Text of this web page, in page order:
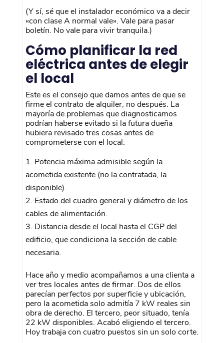
(Y sí, sé que el instalador económico va a decir
«con clase A normal vale». Vale para pasar
boletín. No vale para vivir tranquila.)
Cómo planificar la red
eléctrica antes de elegir
el local
Este es el consejo que damos antes de que se
firme el contrato de alquiler, no después. La
mayoría de problemas que diagnosticamos
podrían haberse evitado si la futura dueña
hubiera revisado tres cosas antes de
comprometerse con el local:
Potencia máxima admisible según la
acometida existente (no la contratada, la
disponible).
Estado del cuadro general y diámetro de los
cables de alimentación.
Distancia desde el local hasta el CGP del
edificio, que condiciona la sección de cable
necesaria.
Hace año y medio acompañamos a una clienta a
ver tres locales antes de firmar. Dos de ellos
parecían perfectos por superficie y ubicación,
pero la acometida solo admitía 7 kW reales sin
obra de derecho. El tercero, peor situado, tenía
22 kW disponibles. Acabó eligiendo el tercero.
Hoy trabaja con cuatro puestos sin un solo corte.